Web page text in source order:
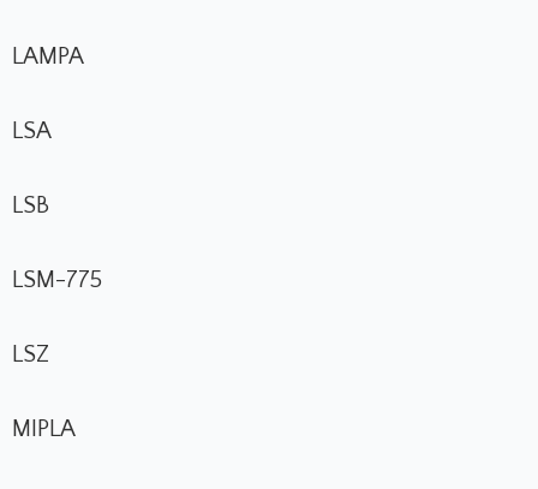
LAMPA
LSA
LSB
LSM-775
LSZ
MIPLA